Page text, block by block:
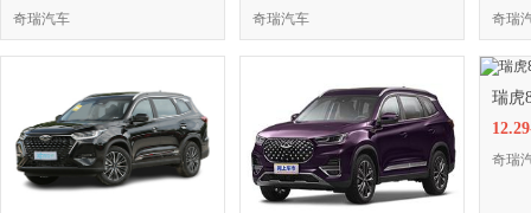
奇瑞汽车 奇瑞汽车 奇瑞
瑞虎
奇瑞